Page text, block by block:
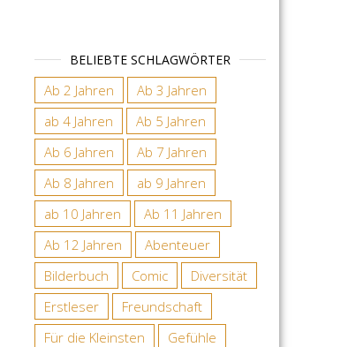
BELIEBTE SCHLAGWÖRTER
Ab 2 Jahren
Ab 3 Jahren
ab 4 Jahren
Ab 5 Jahren
Ab 6 Jahren
Ab 7 Jahren
Ab 8 Jahren
ab 9 Jahren
ab 10 Jahren
Ab 11 Jahren
Ab 12 Jahren
Abenteuer
Bilderbuch
Comic
Diversität
Erstleser
Freundschaft
Für die Kleinsten
Gefühle